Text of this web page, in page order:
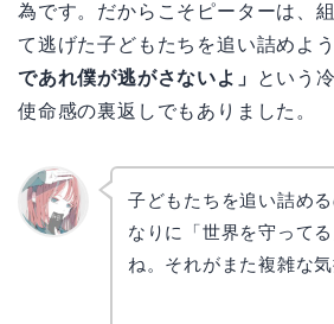
為です。だからこそピーターは、
て逃げた子どもたちを追い詰めよ
であれ僕が逃がさないよ」
という
使命感の裏返しでもありました。
子どもたちを追い詰め
なりに「世界を守って
ね。それがまた複雑な